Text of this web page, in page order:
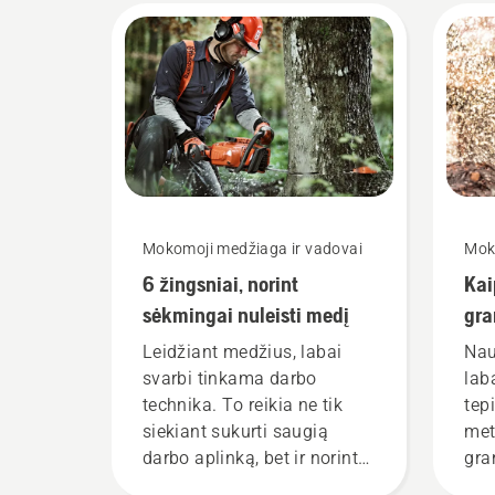
Mokomoji medžiaga ir vadovai
6 žingsniai, norint
sėkmingai nuleisti medį
Leidžiant medžius, labai
svarbi tinkama darbo
technika. To reikia ne tik
siekiant sukurti saugią
darbo aplinką, bet ir norint